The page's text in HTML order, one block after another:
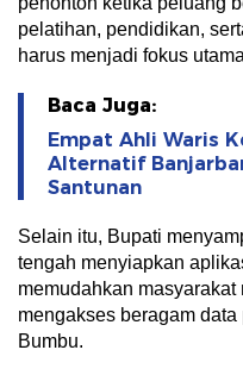
pelatihan, pendidikan,
harus menjadi fokus
Baca Juga:
Empat Ahli Waris
Alternatif
Santunan
Selain itu, Bupati
tengah menyiapkan
memudahkan
mengakses beragam
Bumbu.